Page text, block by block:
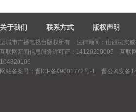
关于我们 联系方式 版权声明
运城市广播电视台版权所有
法律顾问：山西法实
互联网新闻信息服务许可证：14120200005
互联
104320106
网站备案号：晋ICP备09001772号-1
晋公网安备